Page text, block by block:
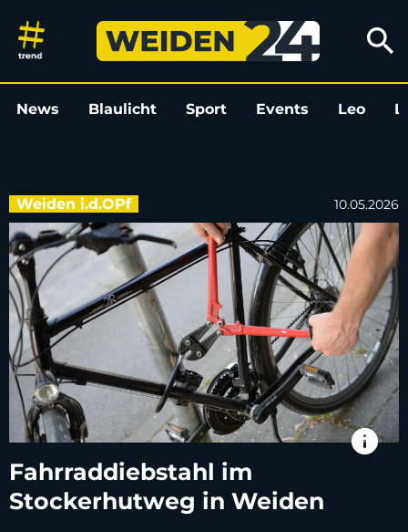
Fahrraddiebstahl im
search
News Blaulicht Sport Events Leo
Weiden i.d.OPf 10.05.2026
info
Fahrraddiebstahl im
Stockerhutweg in Weiden